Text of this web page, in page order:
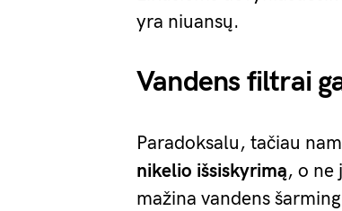
yra niuansų.
Vandens filtrai
Paradoksalu, tačiau
nikelio išsiskyrimą, o ne
mažina vandens